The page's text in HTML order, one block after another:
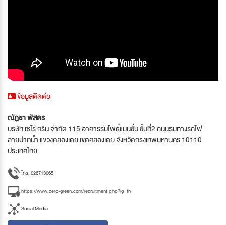
ข้อมูลติดต่อ
ณัฏชา พัสดร
บริษัท เซโร่ กรีน จำกัด 115 อาคารร่มโพธิ์แมนชั่น ชั้นที่2 ถนนริมทางรถไฟ
สายปากน้ำ แขวงคลองเตย เขตคลองเตย จังหวัดกรุงเทพมหานคร 10110
ประเทศไทย
โทร. 026713065
https://www.zero-green.com/recruitment.php?lg=th
Social Media